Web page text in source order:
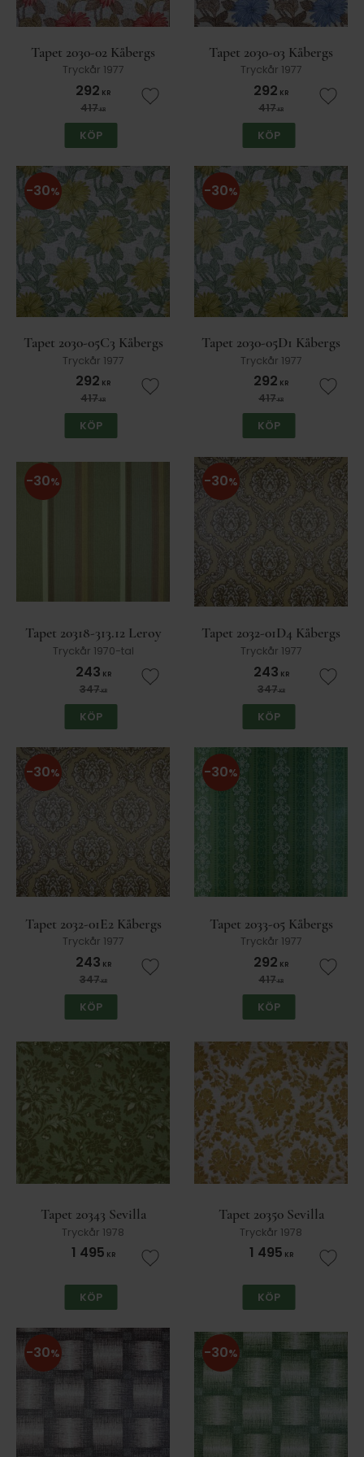
Midbec Tapet AB Japanska vävtapeter
Marburg Pride
De La Cruz Storeys
Tapet 2030-02 Kåbergs
Tryckår 1977
292 KR
417KR Lägg till i favoriter
KÖP
Tapet 2030-03 Kåbergs
Tryckår 1977
292 KR
417KR Lägg
KÖP
Tapet 2030-05C3 Kåbergs
Tryckår 1977
292 KR
417KR
30%
Lägg till i favoriter
KÖP
Tapet 2030-05D1 Kåbergs
Tryckår 1977
292 KR
417KR
30%
Lägg
KÖP
Tapet 20318-313.12 Leroy
Tryckår 1970-tal
243 KR
347KR
30%
Lägg till i favoriter
KÖP
Tapet 2032-01D4 Kåbergs
Tryckår 1977
243 KR
347KR
30%
Lägg
KÖP
Tapet 2032-01E2 Kåbergs
Tryckår 1977
243 KR
347KR
30%
Lägg till i favoriter
KÖP
Tapet 2033-05 Kåbergs
Tryckår 1977
292 KR
417KR
30%
Lägg
KÖP
Tapet 20343 Sevilla
Tryckår 1978
1 495 KR
Lägg till i favoriter
KÖP
Tapet 20350 Sevilla
Tryckår 1978
1 495 KR
Lägg
KÖP
30% 30%